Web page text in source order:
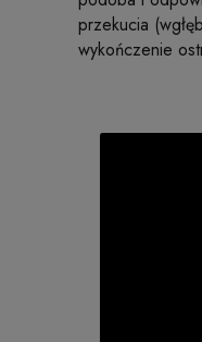
przekucia
wykończenie